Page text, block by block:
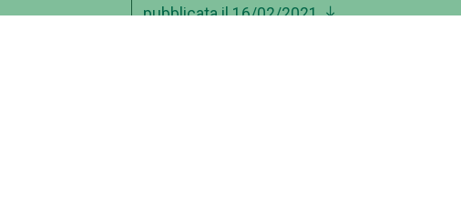
pubblicata il 16/02/2021